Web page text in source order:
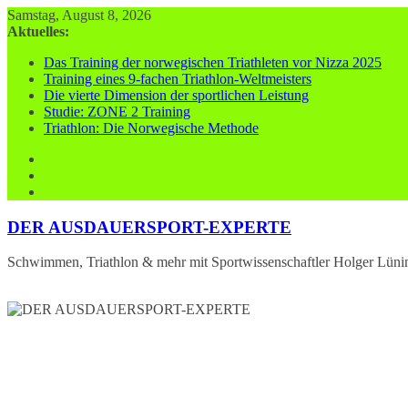
Zum
Inhalt
Samstag, August 8, 2026
Aktuelles:
Das Training der norwegischen Triathleten vor Nizza 2025
Training eines 9-fachen Triathlon-Weltmeisters
Die vierte Dimension der sportlichen Leistung
Studie: ZONE 2 Training
Triathlon: Die Norwegische Methode
DER AUSDAUERSPORT-EXPERTE
Schwimmen, Triathlon & mehr mit Sportwissenschaftler Holger